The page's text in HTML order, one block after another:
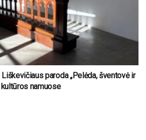
paroda „Pelėda, šventovė ir
namuose